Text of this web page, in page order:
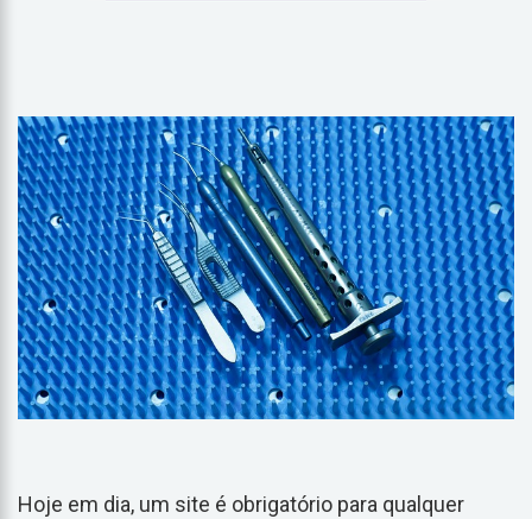
Hoje em dia, um site é obrigatório para qualquer